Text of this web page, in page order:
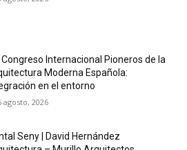
Congreso Internacional Pioneros de la
Moderna Española:
en el entorno
agosto, 2026
Seny | David Hernández